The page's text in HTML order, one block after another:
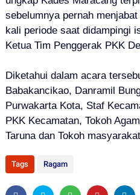
sebelumnya pernah
kali periode saat didampingi
Ketua Tim Penggerak PKK
Diketahui dalam acara
Babakancikao, Danramil
Purwakarta Kota, Staf
PKK Kecamatan, Tokoh
Taruna dan Tokoh
Tags Ragam